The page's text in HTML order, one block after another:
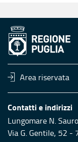
Area riservata
Contatti e indirizzi
Lungomare N.
Via G. Gentile, 52 -